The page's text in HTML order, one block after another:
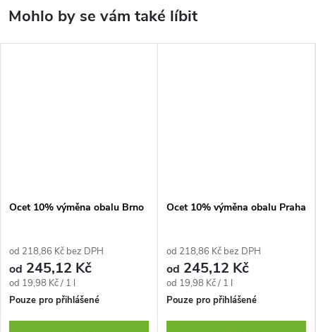
Ocet 10% výměna obalu Brno
od 218,86 Kč bez DPH
od 245,12 Kč
Měrná
cena:
od 19,98 Kč / 1 l
Pouze pro přihlášené
Ocet 10% výměna obalu Praha
od 218,86 Kč bez DPH
od 245,12 Kč
Měrná
cena:
od 19,98 Kč / 1 l
Pouze pro přihlášené